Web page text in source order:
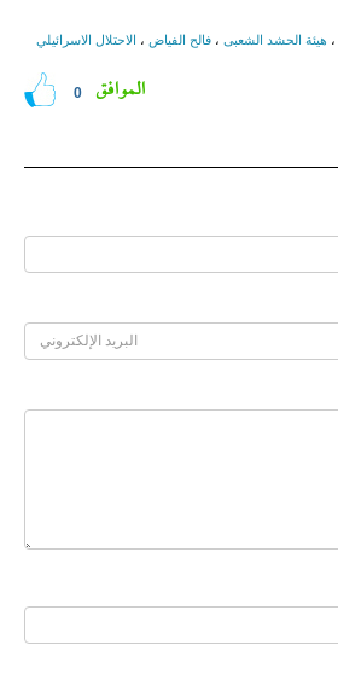
، هیئة الحشد الشعبی ، فالح الفیاض ، الاحتلال الاسرائيلي
0 الموافق